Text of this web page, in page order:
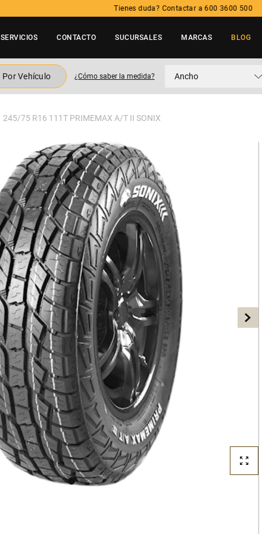
Tienes duda? Contactar a 600 3600 500
SERVICIOS CONTACTO SUCURSALES MARCAS BLOG
Por Vehículo ¿Cómo saber la medida? Ancho
245/75 R16 111T PRIMEMAX A/T II SONIX
TÉRMINOS MÁS BUSCADOS
. neumatico
3 . 205
4. 195
5. 235